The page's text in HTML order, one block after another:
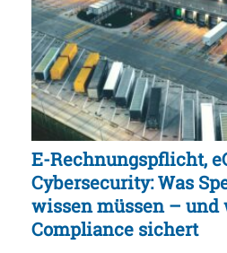
E-Rechnungspflicht,
Cybersecurity: Was
wissen müssen – und
Compliance sichert